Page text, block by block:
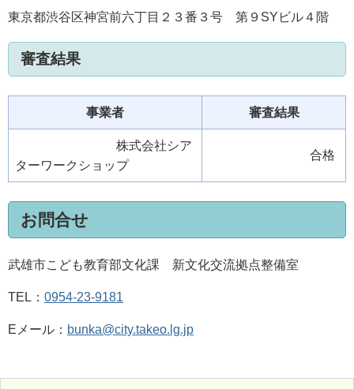
東京都渋谷区神宮前六丁目２３番３号 第９SYビル４階
審査結果
事業者 審査結果
株式会社シア
ターワークショップ
合格
お問合せ
武雄市こども教育部文化課 新文化交流拠点整備室
TEL： 0954-23-9181
Eメール： bunka@city.takeo.lg.jp